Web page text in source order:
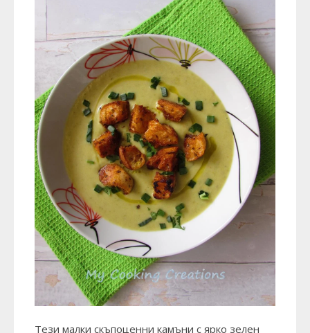
Тези малки скъпоценни камъни с ярко зелен